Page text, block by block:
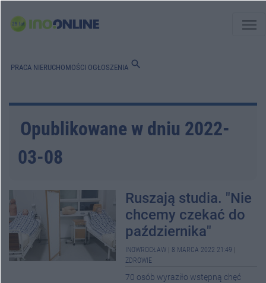
menu
PRACA NIERUCHOMOŚCI OGŁOSZENIA search
Opublikowane w dniu 2022-
03-08
Ruszają studia. "Nie
chcemy czekać do
października"
INOWROCŁAW 8 MARCA 2022 21:49
ZDROWIE
70 osób wyraziło wstępną chęć